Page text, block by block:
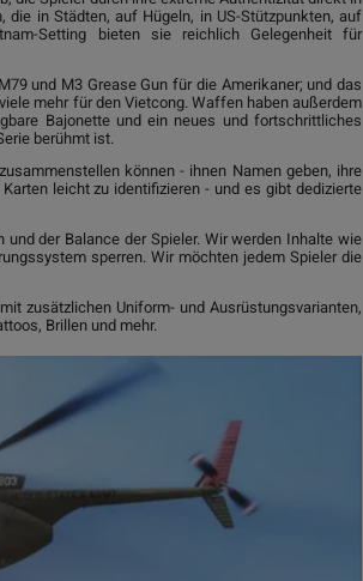
in Städten, auf Hügeln, in US-Stützpunkten, auf
Setting bieten sie reichlich Gelegenheit für
und M3 Grease Gun für die Amerikaner; und das
mehr für den Vietcong. Waffen haben außerdem
Bajonette und ein neues und fortschrittliches
berühmt ist.
können - ihnen Namen geben, ihre
leicht zu identifizieren - und es gibt dedizierte
der Balance der Spieler. Wir werden Inhalte wie
sperren. Wir möchten jedem Spieler die
zusätzlichen Uniform- und Ausrüstungsvarianten,
Brillen und mehr.